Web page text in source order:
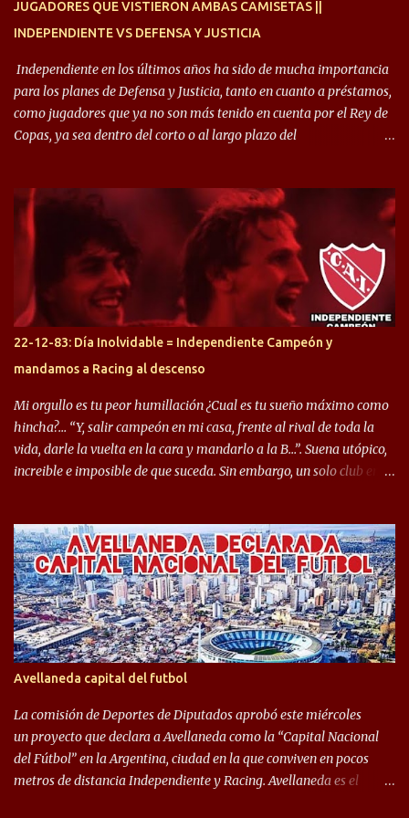
JUGADORES QUE VISTIERON AMBAS CAMISETAS ||
INDEPENDIENTE VS DEFENSA Y JUSTICIA
Independiente en los últimos años ha sido de mucha importancia
para los planes de Defensa y Justicia, tanto en cuanto a préstamos,
como jugadores que ya no son más tenido en cuenta por el Rey de
Copas, ya sea dentro del corto o al largo plazo del
Halcón de Varela, como lo es Brian Romero, quien paso a
préstamo allí durante el último mercado de pases y ha rendido de
gran manera, convirtiendo goles importantes, sobre todo en la
copa sudamericana. Pero no sucedió lo mismo en cuanto al
rendimiento que ha producido en el Rojo. Pasando a jugadores que
jugaron en Defensa y ahora están en el rojo, tenemos a la dupla
Gastón Togni y Domingo Blanco, donde ambos explotaron
futbolísticamente hablando en el equipo de Varela, donde, por
ejemplo, el caso de Mingo llego a ser tenido en cuenta para el
Seleccionado Argentino, rendimiento que aún no ha logrado
mostrar en Independiente. En e...
22-12-83: Día Inolvidable = Independiente Campeón y
mandamos a Racing al descenso
Mi orgullo es tu peor humillación ¿Cual es tu sueño máximo como
hincha?… “Y, salir campeón en mi casa, frente al rival de toda la
vida, darle la vuelta en la cara y mandarlo a la B…”. Suena utópico,
increible e imposible de que suceda. Sin embargo, un solo club en el
campeonato del '83 año consagratorio para el Rojo y, por el otro, el
haber mandado al descenso a su eterno rival. 22 de diciembre de
1983 es una fecha que pocos hinchas de Independiente pueden
dejar en el olvido. Es que ese día, el "Rojo" derrotó a Racing por 2 a
0, se consagró campeón y, además, mandó al descenso a su eterno
rival. El clásico de Avellaneda marcó el epílogo del campeonato,
algo totalmente inusual para estas épocas, donde la violencia no
permite encuentros de riesgo sobre el final de los torneos. En la
década del ochenta y con una democracia flo...
Avellaneda capital del futbol
La comisión de Deportes de Diputados aprobó este miércoles
un proyecto que declara a Avellaneda como la “Capital Nacional
del Fútbol” en la Argentina, ciudad en la que conviven en pocos
metros de distancia Independiente y Racing. Avellaneda es el